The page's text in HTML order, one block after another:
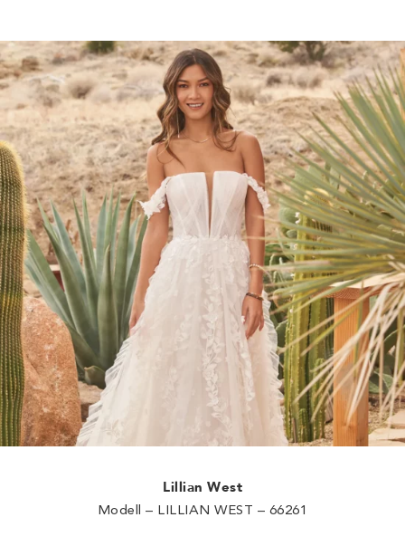
Lillian West
Modell – LILLIAN WEST – 66261